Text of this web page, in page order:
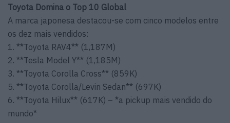
Toyota Domina o Top 10 Global
A marca japonesa destacou-se com cinco modelos entre
os dez mais vendidos:
1. **Toyota RAV4** (1,187M)
2. **Tesla Model Y** (1,185M)
3. **Toyota Corolla Cross** (859K)
5. **Toyota Corolla/Levin Sedan** (697K)
6. **Toyota Hilux** (617K) – *a pickup mais vendido do
mundo*